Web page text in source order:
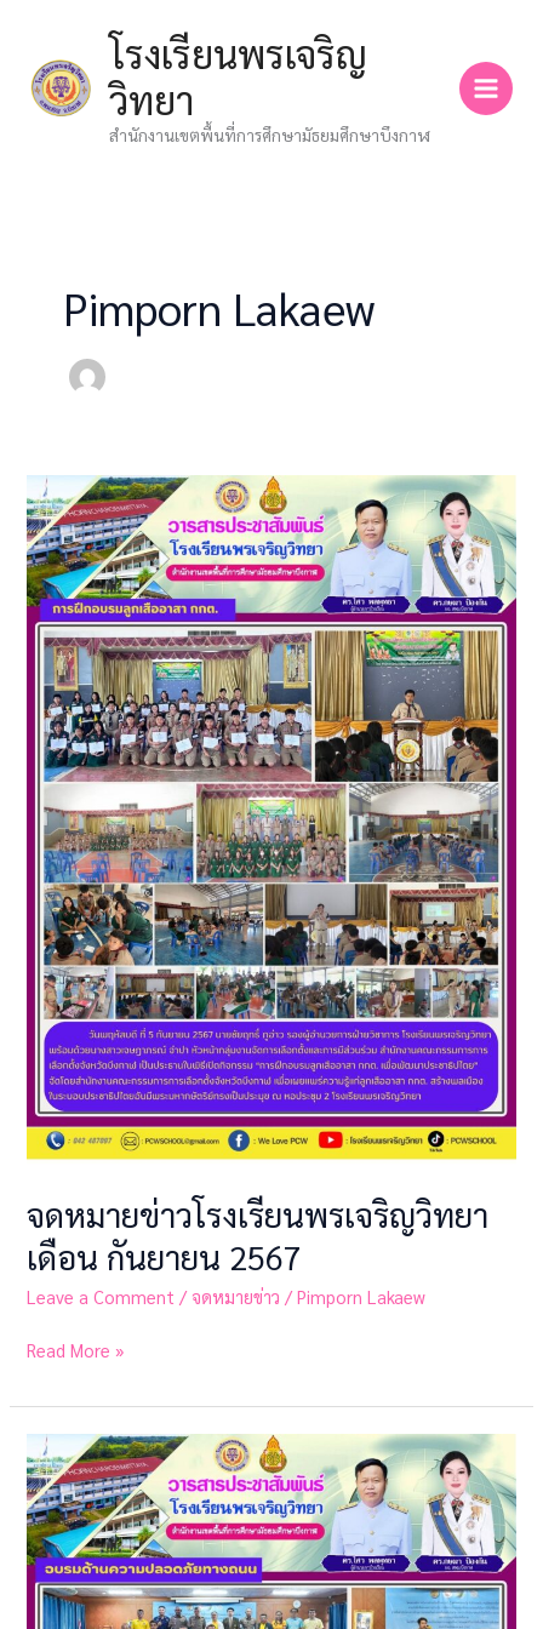
content
โรงเรียนพรเจริญ
วิทยา
สำนักงานเขตพื้นที่การศึกษามัธยมศึกษาบึงกาฬ
Pimporn Lakaew
จดหมายข่าวโรงเรียนพรเจริญวิทยา
เดือน กันยายน 2567
Leave a Comment / จดหมายข่าว /Pimporn Lakaew
จดหมาย
ข่าว
โรงเรียน
พรเจริญ
วิทยา
เดือน
กันยายน
2567
Read More »
จดหมาย
ข่าว
โรงเรียน
พรเจริญ
วิทยา
เดือน
กันยายน